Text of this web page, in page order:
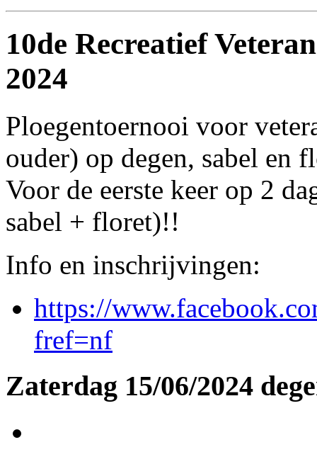
10de Recreatief
2024
Ploegentoernooi voor
ouder) op degen, sabel en
Voor de eerste keer op 2
sabel + floret)!!
Info en inschrijvingen:
https://
fref=nf
Zaterdag 15/06/2024